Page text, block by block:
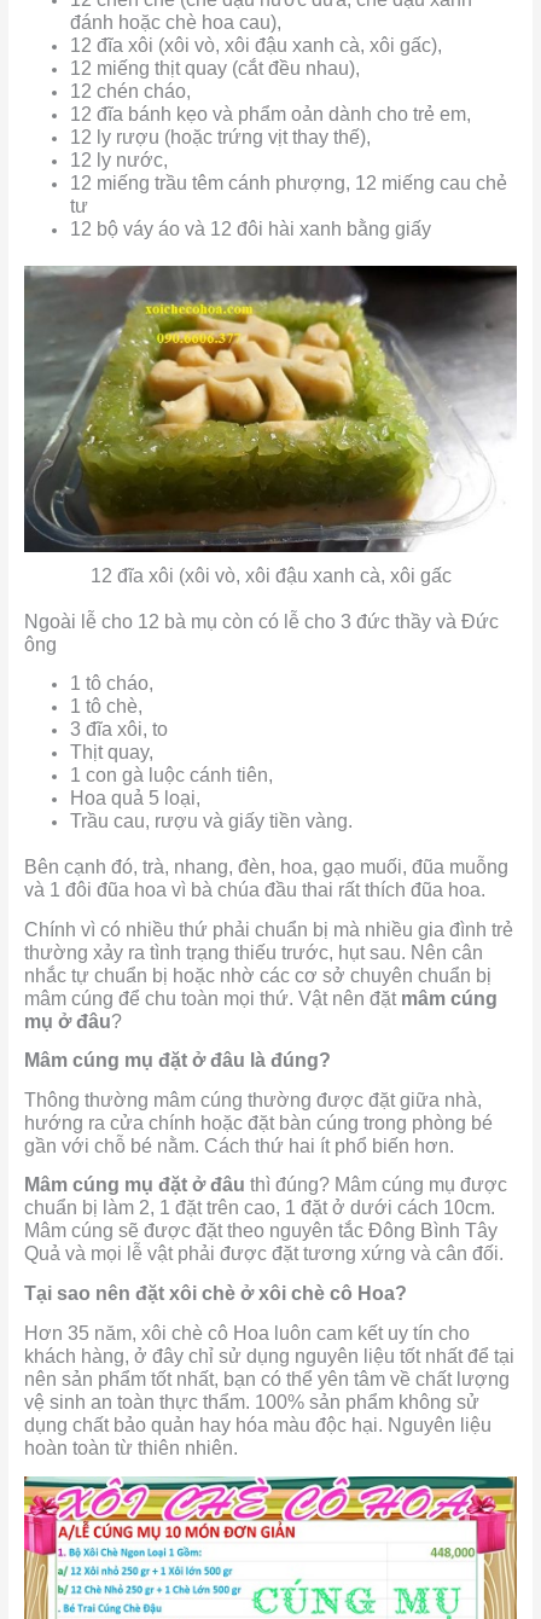
đánh hoặc chè hoa cau),
12 đĩa xôi (xôi vò, xôi đậu xanh cà, xôi gấc),
12 miếng thịt quay (cắt đều nhau),
12 chén cháo,
12 đĩa bánh kẹo và phẩm oản dành cho trẻ em,
12 ly rượu (hoặc trứng vịt thay thế),
12 ly nước,
12 miếng trầu têm cánh phượng, 12 miếng cau chẻ
tư
12 bộ váy áo và 12 đôi hài xanh bằng giấy
12 đĩa xôi (xôi vò, xôi đậu xanh cà, xôi gấc
Ngoài lễ cho 12 bà mụ còn có lễ cho 3 đức thầy và Đức
ông
1 tô cháo,
1 tô chè,
3 đĩa xôi, to
Thịt quay,
1 con gà luộc cánh tiên,
Hoa quả 5 loại,
Trầu cau, rượu và giấy tiền vàng.
Bên cạnh đó, trà, nhang, đèn, hoa, gạo muối, đũa muỗng
và 1 đôi đũa hoa vì bà chúa đầu thai rất thích đũa hoa.
Chính vì có nhiều thứ phải chuẩn bị mà nhiều gia đình trẻ
thường xảy ra tình trạng thiếu trước, hụt sau. Nên cân
nhắc tự chuẩn bị hoặc nhờ các cơ sở chuyên chuẩn bị
mâm cúng để chu toàn mọi thứ. Vật nên đặt mâm cúng
mụ ở đâu?
Mâm cúng mụ đặt ở đâu là đúng?
Thông thường mâm cúng thường được đặt giữa nhà,
hướng ra cửa chính hoặc đặt bàn cúng trong phòng bé
gần với chỗ bé nằm. Cách thứ hai ít phổ biến hơn.
Mâm cúng mụ đặt ở đâu thì đúng? Mâm cúng mụ được
chuẩn bị làm 2, 1 đặt trên cao, 1 đặt ở dưới cách 10cm.
Mâm cúng sẽ được đặt theo nguyên tắc Đông Bình Tây
Quả và mọi lễ vật phải được đặt tương xứng và cân đối.
Tại sao nên đặt xôi chè ở xôi chè cô Hoa?
Hơn 35 năm, xôi chè cô Hoa luôn cam kết uy tín cho
khách hàng, ở đây chỉ sử dụng nguyên liệu tốt nhất để tại
nên sản phẩm tốt nhất, bạn có thể yên tâm về chất lượng
vệ sinh an toàn thực thẩm. 100% sản phẩm không sử
dụng chất bảo quản hay hóa màu độc hại. Nguyên liệu
hoàn toàn từ thiên nhiên.